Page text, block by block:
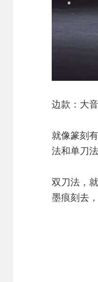
边款：大
就像篆刻
法和单刀法
双刀法，
墨痕刻去